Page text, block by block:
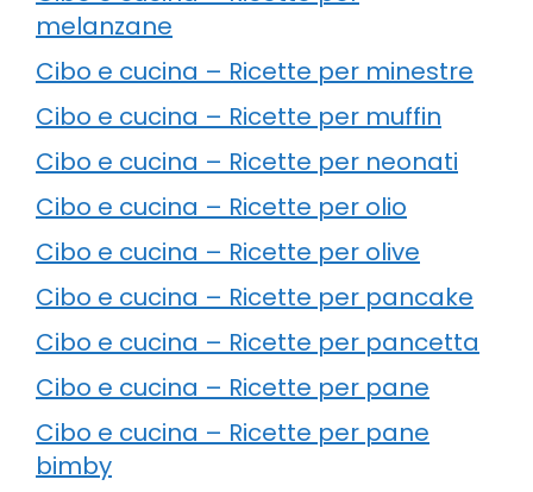
melanzane
Cibo e cucina – Ricette per minestre
Cibo e cucina – Ricette per muffin
Cibo e cucina – Ricette per neonati
Cibo e cucina – Ricette per olio
Cibo e cucina – Ricette per olive
Cibo e cucina – Ricette per pancake
Cibo e cucina – Ricette per pancetta
Cibo e cucina – Ricette per pane
Cibo e cucina – Ricette per pane
bimby